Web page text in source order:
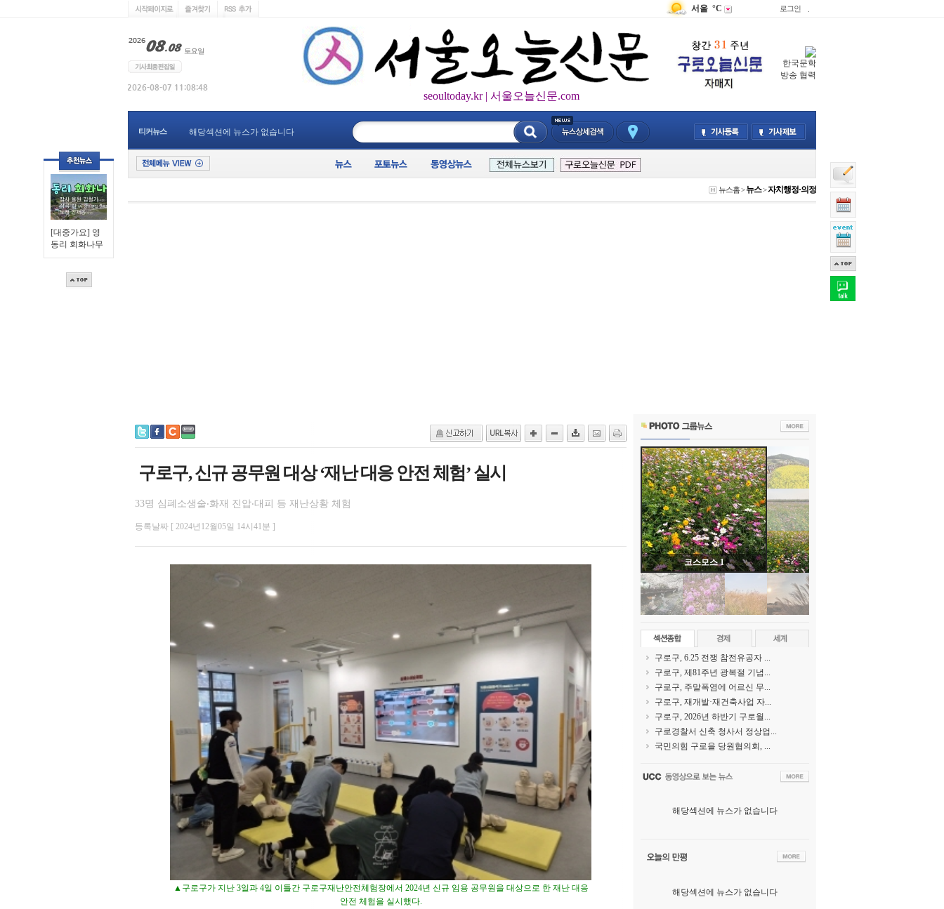
[대중가요] 영
동리 회화나무
서울 °C 로그인
seoultoday.kr | 서울오늘신문.com
한국문학
방송 협력
티커뉴스 해당섹션에 뉴스가 없습니다
뉴스홈>뉴스>자치행정·의정
구로구, 신규 공무원 대상 ‘재난 대응 안전 체험’ 실시
33명 심폐소생술‧화재 진압‧대피 등 재난상황 체험
등록날짜 [ 2024년12월05일 14시41분 ]
▲구로구가 지난 3일과 4일 이틀간 구로구재난안전체험장에서 2024년 신규 임용 공무원을 대상으로 한 재난 대응
안전 체험을 실시했다.
코스모스 1
구로구, 6.25 전쟁 참전유공자 ...
구로구, 제81주년 광복절 기념...
구로구, 주말폭염에 어르신 무...
구로구, 재개발·재건축사업 자...
구로구, 2026년 하반기 구로월...
구로경찰서 신축 청사서 정상업...
국민의힘 구로을 당원협의회, ...
해당섹션에 뉴스가 없습니다
해당섹션에 뉴스가 없습니다